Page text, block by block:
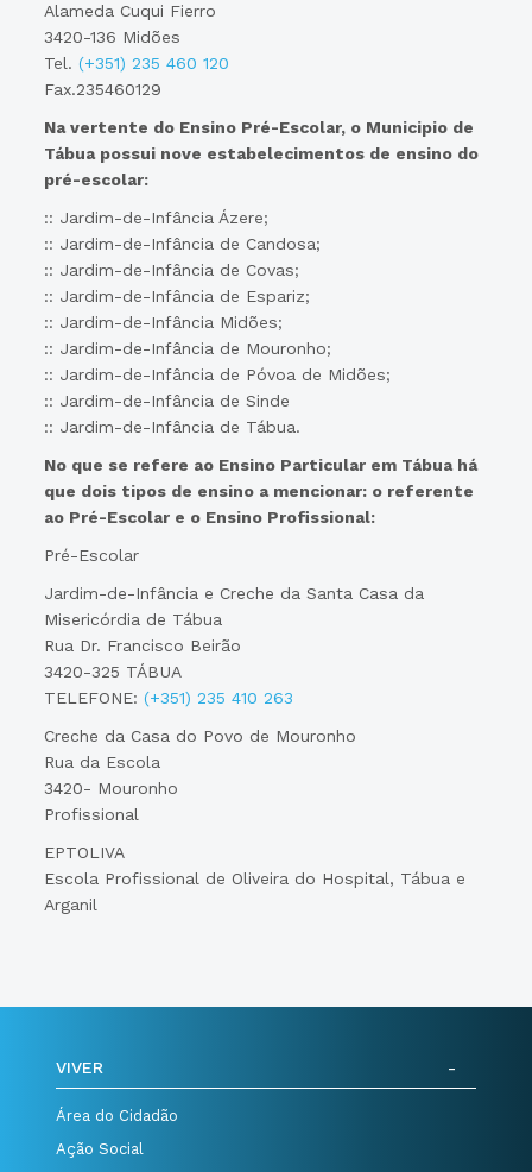
Alameda Cuqui Fierro
3420-136 Midões
Tel.(+351) 235 460 120
Fax.235460129
Na vertente do Ensino Pré-Escolar, o Municipio de
Tábua possui nove estabelecimentos de ensino do
pré-escolar:
:: Jardim-de-Infância Ázere;
:: Jardim-de-Infância de Candosa;
:: Jardim-de-Infância de Covas;
:: Jardim-de-Infância de Espariz;
:: Jardim-de-Infância Midões;
:: Jardim-de-Infância de Mouronho;
:: Jardim-de-Infância de Póvoa de Midões;
:: Jardim-de-Infância de Sinde
:: Jardim-de-Infância de Tábua.
No que se refere ao Ensino Particular em Tábua há
que dois tipos de ensino a mencionar: o referente
ao Pré-Escolar e o Ensino Profissional:
Pré-Escolar
Jardim-de-Infância e Creche da Santa Casa da
Misericórdia de Tábua
Rua Dr. Francisco Beirão
3420-325 TÁBUA
TELEFONE:(+351) 235 410 263
Creche da Casa do Povo de Mouronho
Rua da Escola
3420- Mouronho
Profissional
EPTOLIVA
Escola Profissional de Oliveira do Hospital, Tábua e
Arganil
VIVER
Área do Cidadão
Ação Social